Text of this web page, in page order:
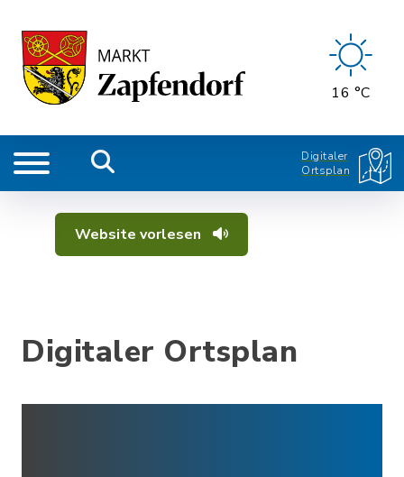
16 °C
Digitaler
Ortsplan
Website vorlesen
Digitaler Ortsplan